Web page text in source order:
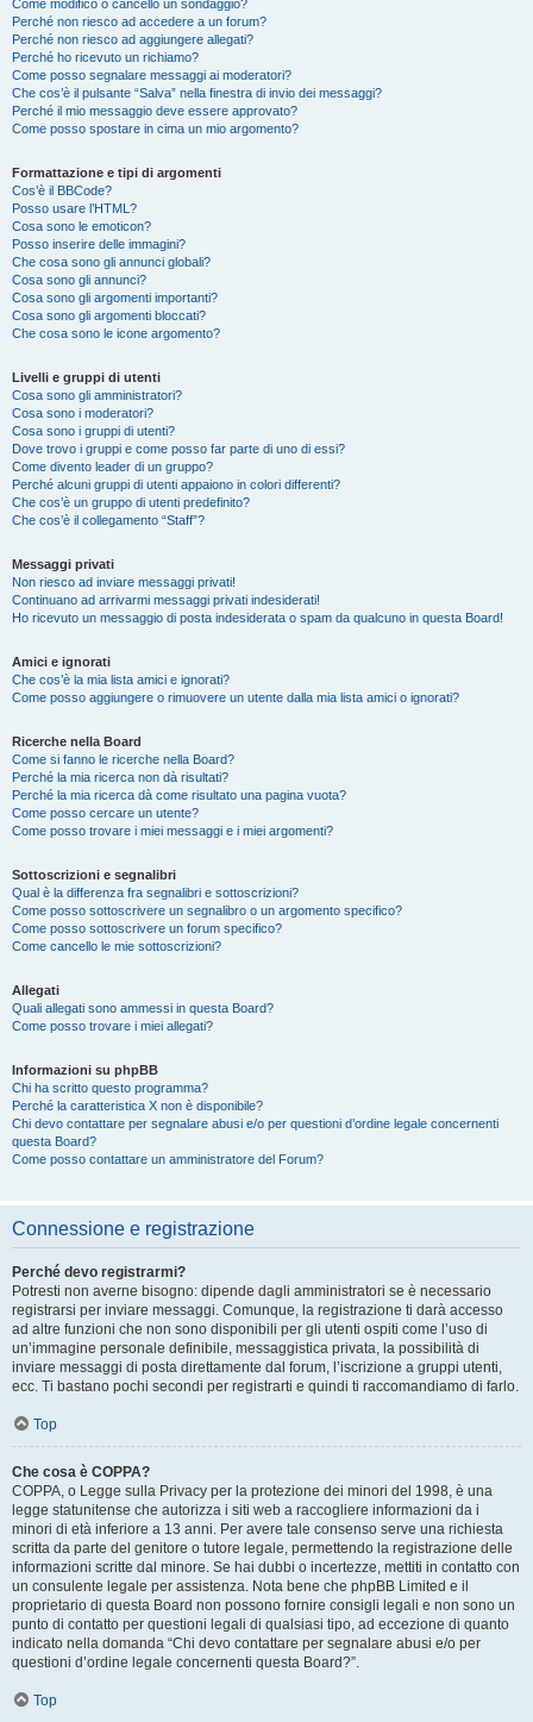
Come modifico o cancello un sondaggio?
Perché non riesco ad accedere a un forum?
Perché non riesco ad aggiungere allegati?
Perché ho ricevuto un richiamo?
Come posso segnalare messaggi ai moderatori?
Che cos’è il pulsante “Salva” nella finestra di invio dei messaggi?
Perché il mio messaggio deve essere approvato?
Come posso spostare in cima un mio argomento?
Formattazione e tipi di argomenti
Cos’è il BBCode?
Posso usare l’HTML?
Cosa sono le emoticon?
Posso inserire delle immagini?
Che cosa sono gli annunci globali?
Cosa sono gli annunci?
Cosa sono gli argomenti importanti?
Cosa sono gli argomenti bloccati?
Che cosa sono le icone argomento?
Livelli e gruppi di utenti
Cosa sono gli amministratori?
Cosa sono i moderatori?
Cosa sono i gruppi di utenti?
Dove trovo i gruppi e come posso far parte di uno di essi?
Come divento leader di un gruppo?
Perché alcuni gruppi di utenti appaiono in colori differenti?
Che cos’è un gruppo di utenti predefinito?
Che cos’è il collegamento “Staff”?
Messaggi privati
Non riesco ad inviare messaggi privati!
Continuano ad arrivarmi messaggi privati indesiderati!
Ho ricevuto un messaggio di posta indesiderata o spam da qualcuno in questa Board!
Amici e ignorati
Che cos’è la mia lista amici e ignorati?
Come posso aggiungere o rimuovere un utente dalla mia lista amici o ignorati?
Ricerche nella Board
Come si fanno le ricerche nella Board?
Perché la mia ricerca non dà risultati?
Perché la mia ricerca dà come risultato una pagina vuota?
Come posso cercare un utente?
Come posso trovare i miei messaggi e i miei argomenti?
Sottoscrizioni e segnalibri
Qual è la differenza fra segnalibri e sottoscrizioni?
Come posso sottoscrivere un segnalibro o un argomento specifico?
Come posso sottoscrivere un forum specifico?
Come cancello le mie sottoscrizioni?
Allegati
Quali allegati sono ammessi in questa Board?
Come posso trovare i miei allegati?
Informazioni su phpBB
Chi ha scritto questo programma?
Perché la caratteristica X non è disponibile?
Chi devo contattare per segnalare abusi e/o per questioni d’ordine legale concernenti
questa Board?
Come posso contattare un amministratore del Forum?
Connessione e registrazione
Perché devo registrarmi?
Potresti non averne bisogno: dipende dagli amministratori se è necessario
registrarsi per inviare messaggi. Comunque, la registrazione ti darà accesso
ad altre funzioni che non sono disponibili per gli utenti ospiti come l’uso di
un’immagine personale definibile, messaggistica privata, la possibilità di
inviare messaggi di posta direttamente dal forum, l’iscrizione a gruppi utenti,
ecc. Ti bastano pochi secondi per registrarti e quindi ti raccomandiamo di farlo.
Top
Che cosa è COPPA?
COPPA, o Legge sulla Privacy per la protezione dei minori del 1998, è una
legge statunitense che autorizza i siti web a raccogliere informazioni da i
minori di età inferiore a 13 anni. Per avere tale consenso serve una richiesta
scritta da parte del genitore o tutore legale, permettendo la registrazione delle
informazioni scritte dal minore. Se hai dubbi o incertezze, mettiti in contatto con
un consulente legale per assistenza. Nota bene che phpBB Limited e il
proprietario di questa Board non possono fornire consigli legali e non sono un
punto di contatto per questioni legali di qualsiasi tipo, ad eccezione di quanto
indicato nella domanda “Chi devo contattare per segnalare abusi e/o per
questioni d’ordine legale concernenti questa Board?”.
Top